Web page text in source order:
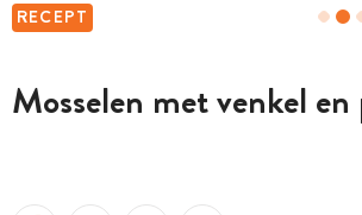
RECEPT
Mosselen met venkel en